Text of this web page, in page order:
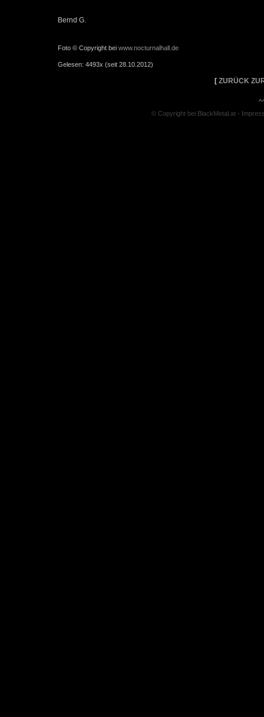
Bernd G.
Foto © Copyright bei www.nocturnalhall.de
Gelesen: 4493x (seit 28.10.2012)
[ ZURÜCK
© Copyright bei BlackMetal.at -